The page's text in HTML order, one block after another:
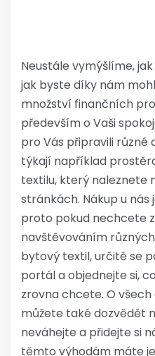
Neustále vymýšlíme,
jak byste díky nám
množství finančních
především o Vaši
pro Vás připravili různé
týkají například
textilu, který naleznete
stránkách. Nákup u nás
proto pokud nechcete
navštěvováním
bytový textil, určitě se
portál a objednejte si,
zrovna chcete. O
můžete také dozvědět
neváhejte a přidejte si
těmto výhodám máte